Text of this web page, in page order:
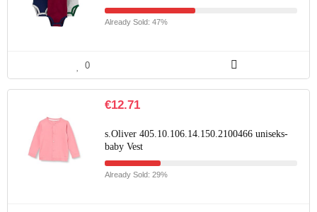
Already Sold: 47%
0
€12.71
s.Oliver 405.10.106.14.150.2100466 uniseks-
baby Vest
Already Sold: 29%